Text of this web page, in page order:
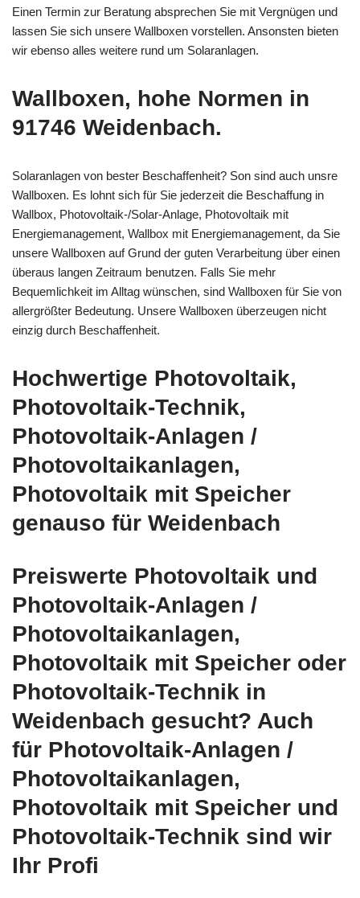
Einen Termin zur Beratung absprechen Sie mit Vergnügen und
lassen Sie sich unsere Wallboxen vorstellen. Ansonsten bieten
wir ebenso alles weitere rund um Solaranlagen.
Wallboxen, hohe Normen in
91746 Weidenbach.
Solaranlagen von bester Beschaffenheit? Son sind auch unsre
Wallboxen. Es lohnt sich für Sie jederzeit die Beschaffung in
Wallbox, Photovoltaik-/Solar-Anlage, Photovoltaik mit
Energiemanagement, Wallbox mit Energiemanagement, da Sie
unsere Wallboxen auf Grund der guten Verarbeitung über einen
überaus langen Zeitraum benutzen. Falls Sie mehr
Bequemlichkeit im Alltag wünschen, sind Wallboxen für Sie von
allergrößter Bedeutung. Unsere Wallboxen überzeugen nicht
einzig durch Beschaffenheit.
Hochwertige Photovoltaik,
Photovoltaik-Technik,
Photovoltaik-Anlagen /
Photovoltaikanlagen,
Photovoltaik mit Speicher
genauso für Weidenbach
Preiswerte Photovoltaik und
Photovoltaik-Anlagen /
Photovoltaikanlagen,
Photovoltaik mit Speicher oder
Photovoltaik-Technik in
Weidenbach gesucht? Auch
für Photovoltaik-Anlagen /
Photovoltaikanlagen,
Photovoltaik mit Speicher und
Photovoltaik-Technik sind wir
Ihr Profi